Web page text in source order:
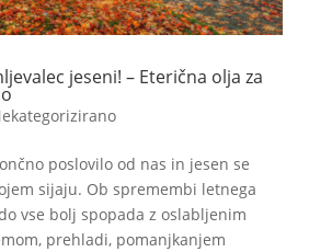
jeseni! – Eterična olja za
poslovilo od nas in jesen se
sijaju. Ob spremembi letnega
vse bolj spopada z oslabljenim
prehladi, pomanjkanjem